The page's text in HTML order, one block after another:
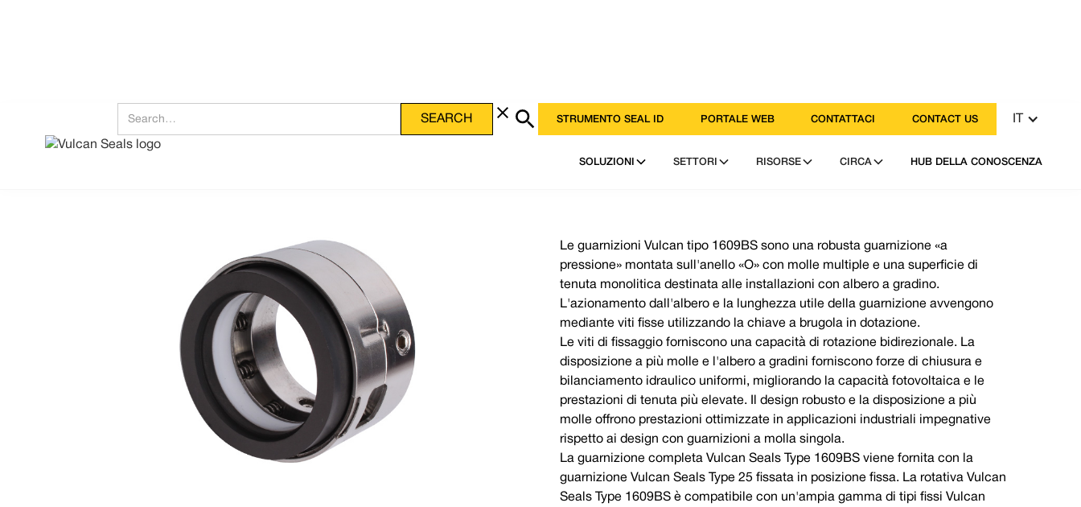
STRUMENTO SEAL ID PORTALE WEB CONTATTACI CONTACT US
SOLUZIONI SETTORI RISORSE CIRCA HUB DELLA CONOSCENZA
Le guarnizioni Vulcan tipo 1609BS sono una robusta guarnizione «a
pressione» montata sull'anello «O» con molle multiple e una superficie di
tenuta monolitica destinata alle installazioni con albero a gradino.
L'azionamento dall'albero e la lunghezza utile della guarnizione avvengono
mediante viti fisse utilizzando la chiave a brugola in dotazione.
Le viti di fissaggio forniscono una capacità di rotazione bidirezionale. La
disposizione a più molle e l'albero a gradini forniscono forze di chiusura e
bilanciamento idraulico uniformi, migliorando la capacità fotovoltaica e le
prestazioni di tenuta più elevate. Il design robusto e la disposizione a più
molle offrono prestazioni ottimizzate in applicazioni industriali impegnative
rispetto ai design con guarnizioni a molla singola.
La guarnizione completa Vulcan Seals Type 1609BS viene fornita con la
guarnizione Vulcan Seals Type 25 fissata in posizione fissa. La rotativa Vulcan
Seals Type 1609BS è compatibile con un'ampia gamma di tipi fissi Vulcan